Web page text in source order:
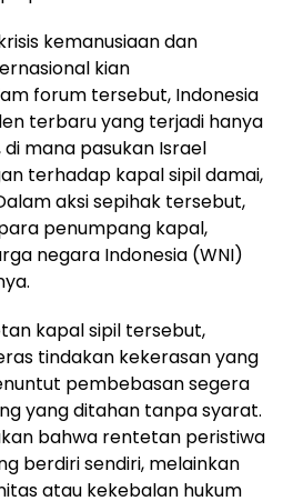
kemanusiaan dan
kian
forum tersebut, Indonesia
terbaru yang terjadi hanya
mana pasukan Israel
terhadap kapal sipil damai,
aksi sepihak tersebut,
penumpang kapal,
negara Indonesia (WNI)
kapal sipil tersebut,
tindakan kekerasan yang
pembebasan segera
yang ditahan tanpa syarat.
bahwa rentetan peristiwa
berdiri sendiri, melainkan
atau kekebalan hukum